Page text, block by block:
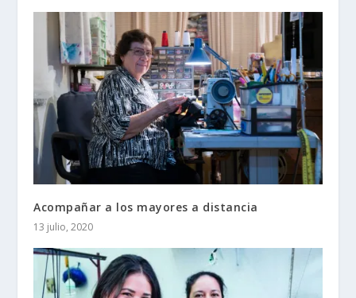
Acompañar a los mayores a distancia
13 julio, 2020